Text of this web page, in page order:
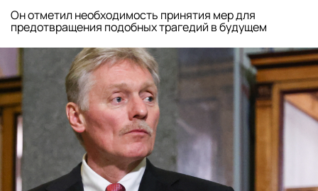
Он отметил необходимость принятия мер для
предотвращения подобных трагедий в будущем